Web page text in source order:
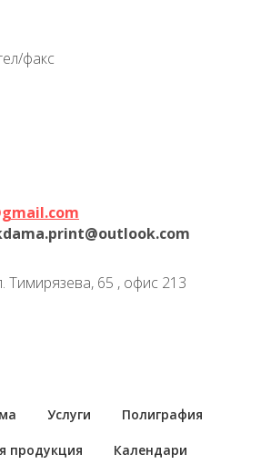
факс
Тимирязева, 65 , офис 213
Услуги Полиграфия
продукция Календари